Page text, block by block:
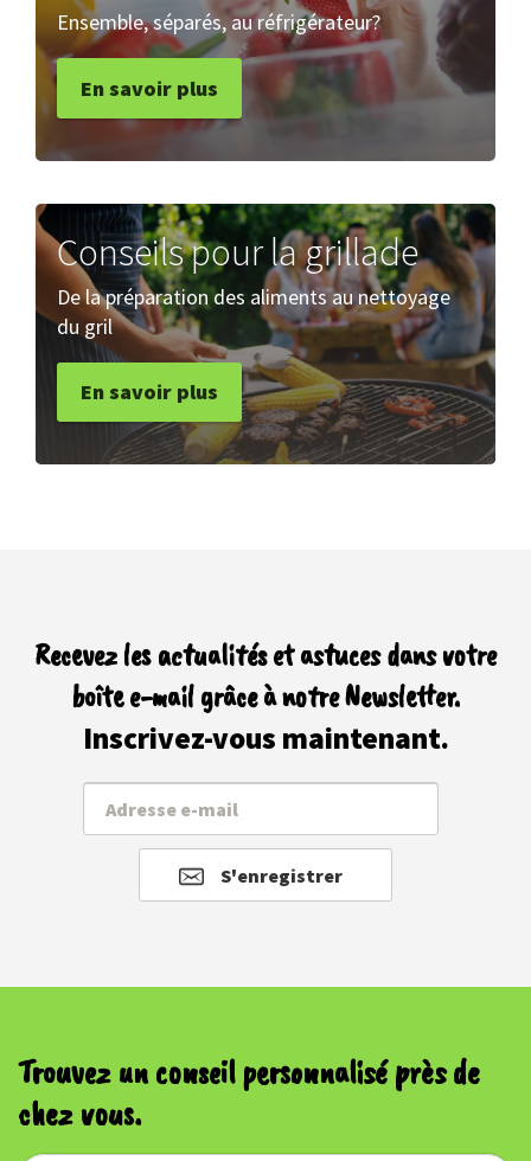
Ensemble, séparés, au réfrigérateur?
En savoir plus
Conseils pour la grillade
De la préparation des aliments au nettoyage
du gril
En savoir plus
Recevez les actualités et astuces dans votre
boîte e-mail grâce à notre Newsletter.
Inscrivez-vous maintenant.
S'enregistrer
Trouvez un conseil personnalisé près de
chez vous.